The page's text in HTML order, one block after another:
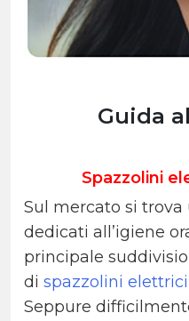
Guida
Spazzolini
Sul mercato si
dedicati all’igiene
principale
di spazzolini elettrici
Seppure